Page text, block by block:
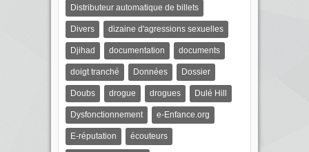
Distributeur automatique de billets
Divers dizaine d'agressions sexuelles
Djihad documentation documents
doigt tranché Données Dossier
Doubs drogue drogues Dulé Hill
Dysfonctionnement e-Enfance.org
E-réputation écouteurs